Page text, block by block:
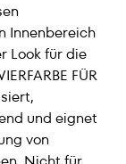
Innenbereich
Look für die
FÜR
und eignet
von